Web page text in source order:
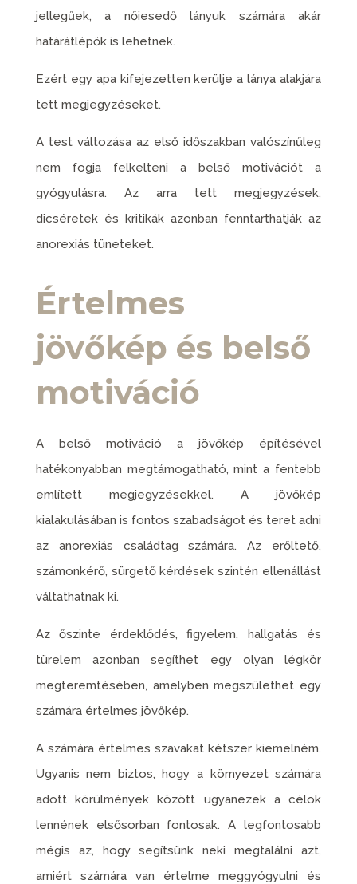
jellegűek, a nőiesedő lányuk számára akár
határátlépők is lehetnek.
Ezért egy apa kifejezetten kerülje a lánya alakjára
tett megjegyzéseket.
A test változása az első időszakban valószínűleg
nem fogja felkelteni a belső motivációt a
gyógyulásra. Az arra tett megjegyzések,
dicséretek és kritikák azonban fenntarthatják az
anorexiás tüneteket.
Értelmes
jövőkép és belső
motiváció
A belső motiváció a jövőkép építésével
hatékonyabban megtámogatható, mint a fentebb
említett megjegyzésekkel. A jövőkép
kialakulásában is fontos szabadságot és teret adni
az anorexiás családtag számára. Az erőltető,
számonkérő, sürgető kérdések szintén ellenállást
váltathatnak ki.
Az őszinte érdeklődés, figyelem, hallgatás és
türelem azonban segíthet egy olyan légkör
megteremtésében, amelyben megszülethet egy
számára értelmes jövőkép.
A számára értelmes szavakat kétszer kiemelném.
Ugyanis nem biztos, hogy a környezet számára
adott körülmények között ugyanezek a célok
lennének elsősorban fontosak. A legfontosabb
mégis az, hogy segítsünk neki megtalálni azt,
amiért számára van értelme meggyógyulni és